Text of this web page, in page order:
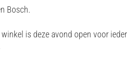
Bosch.
is deze avond open voor